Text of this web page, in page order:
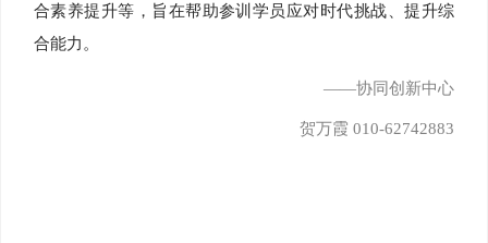
合素养提升等，旨在帮助参训学员应对时代挑战、提升综
合能力。
——协同创新中心
贺万霞 010-62742883